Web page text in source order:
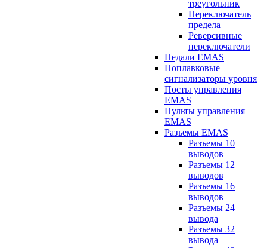
треугольник
Переключатель
предела
Реверсивные
переключатели
Педали EMAS
Поплавковые
сигнализаторы уровня
Посты управления
EMAS
Пульты управления
EMAS
Разъемы EMAS
Разъемы 10
выводов
Разъемы 12
выводов
Разъемы 16
выводов
Разъемы 24
вывода
Разъемы 32
вывода